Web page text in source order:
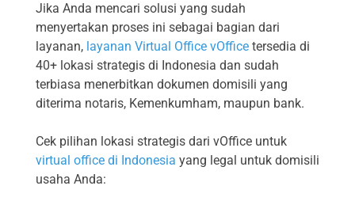
Jika Anda mencari solusi yang sudah
menyertakan proses ini sebagai bagian dari
layanan, layanan Virtual Office vOffice tersedia di
40+ lokasi strategis di Indonesia dan sudah
terbiasa menerbitkan dokumen domisili yang
diterima notaris, Kemenkumham, maupun bank.
Cek pilihan lokasi strategis dari vOffice untuk
virtual office di Indonesia yang legal untuk domisili
usaha Anda: